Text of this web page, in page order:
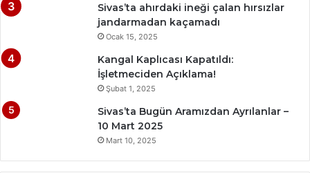
Sivas’ta ahırdaki ineği çalan hırsızlar
jandarmadan kaçamadı
Ocak 15, 2025
Kangal Kaplıcası Kapatıldı:
İşletmeciden Açıklama!
Şubat 1, 2025
Sivas’ta Bugün Aramızdan Ayrılanlar –
10 Mart 2025
Mart 10, 2025